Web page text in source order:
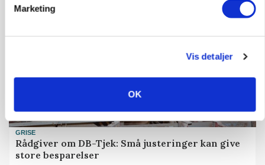
Marketing
Vis detaljer
OK
GRISE
Rådgiver om DB-Tjek: Små justeringer kan give
store besparelser